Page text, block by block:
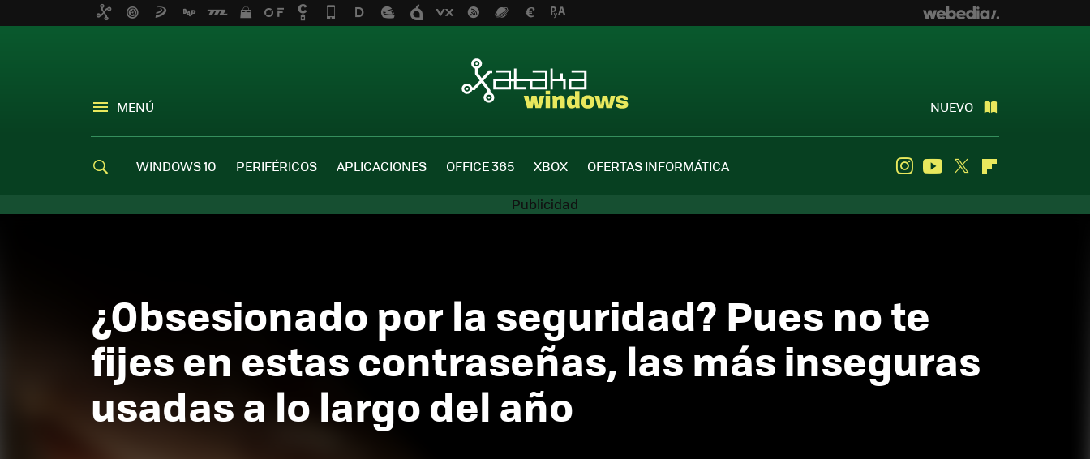
MENÚ NUEVO
WINDOWS 10 PERIFÉRICOS APLICACIONES OFFICE 365 XBOX OFERTAS INFORMÁTICA InstagramYoutube
Twitter
¿Obsesionado por la seguridad? Pues no te
fijes en estas contraseñas, las más inseguras
usadas a lo largo del año